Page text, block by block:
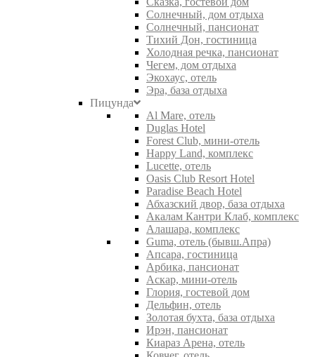
Солнечный, дом отдыха
Солнечный, пансионат
Тихий Дон, гостиница
Холодная речка, пансионат
Чегем, дом отдыха
Экохаус, отель
Эра, база отдыха
Пицунда
Al Mare, отель
Duglas Hotel
Forest Club, мини-отель
Happy Land, комплекс
Lucette, отель
Oasis Club Resort Hotel
Paradise Beach Hotel
Абхазский двор, база отдыха
Акалам Кантри Клаб, комплекс
Алашара, комплекс
Guma, отель (бывш.Апра)
Апсара, гостиница
Арбика, пансионат
Аскар, мини-отель
Глория, гостевой дом
Дельфин, отель
Золотая бухта, база отдыха
Ирэн, пансионат
Киараз Арена, отель